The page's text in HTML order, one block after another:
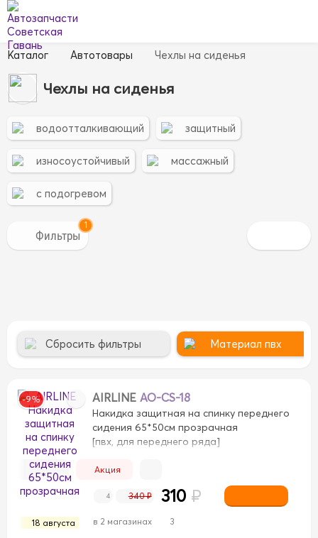
Каталог Автотовары Чехлы на сиденья
Чехлы на сиденья
Дерево Дерево Замша
водоотталкивающий защитный
износоустойчивый массажный
с подогревом
1
Сбросить фильтры Материал пвх
-9% AIRLINE AO-CS-18
Накидка защитная на спинку переднего
сидения 65*50см прозрачная
[пвх, для переднего ряда]
Акция
18 августа в 2 магазинах 3
4 340 ₽ 310 ₽